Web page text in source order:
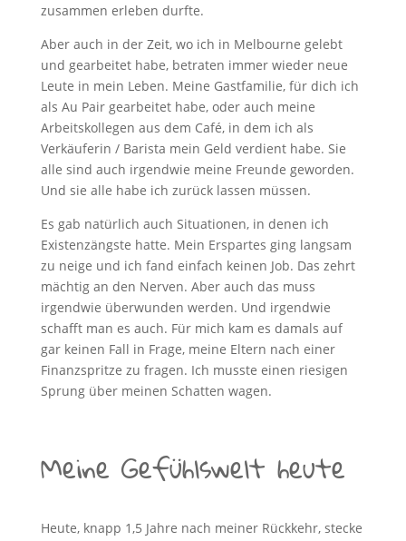
zusammen erleben durfte.
Aber auch in der Zeit, wo ich in Melbourne gelebt
und gearbeitet habe, betraten immer wieder neue
Leute in mein Leben. Meine Gastfamilie, für dich ich
als Au Pair gearbeitet habe, oder auch meine
Arbeitskollegen aus dem Café, in dem ich als
Verkäuferin / Barista mein Geld verdient habe. Sie
alle sind auch irgendwie meine Freunde geworden.
Und sie alle habe ich zurück lassen müssen.
Es gab natürlich auch Situationen, in denen ich
Existenzängste hatte. Mein Erspartes ging langsam
zu neige und ich fand einfach keinen Job. Das zehrt
mächtig an den Nerven. Aber auch das muss
irgendwie überwunden werden. Und irgendwie
schafft man es auch. Für mich kam es damals auf
gar keinen Fall in Frage, meine Eltern nach einer
Finanzspritze zu fragen. Ich musste einen riesigen
Sprung über meinen Schatten wagen.
Meine Gefühlswelt heute
Heute, knapp 1,5 Jahre nach meiner Rückkehr, stecke